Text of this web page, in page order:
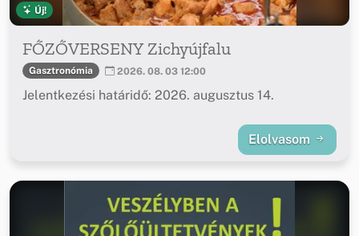
Új!
FŐZŐVERSENY Zichyújfalu
Gasztronómia 2026. 08. 03 12:00
Jelentkezési határidő: 2026. augusztus 14.
Elolvasom